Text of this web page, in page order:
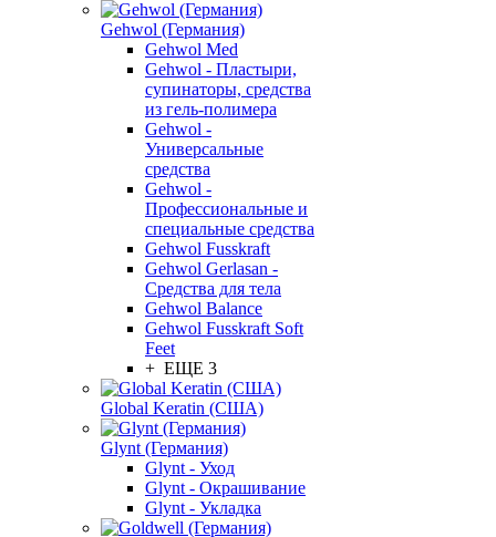
Gehwol (Германия)
Gehwol Med
Gehwol - Пластыри,
супинаторы, средства
из гель-полимера
Gehwol -
Универсальные
средства
Gehwol -
Профессиональные и
специальные средства
Gehwol Fusskraft
Gehwol Gerlasan -
Средства для тела
Gehwol Balance
Gehwol Fusskraft Soft
Feet
+ ЕЩЕ 3
Global Keratin (США)
Glynt (Германия)
Glynt - Уход
Glynt - Окрашивание
Glynt - Укладка